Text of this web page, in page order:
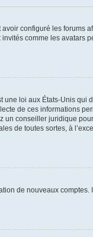
configuré les forums
comme les avatars
une loi aux États-Unis qui
de ces informations
un conseiller juridique
de toutes sortes, à
de nouveaux